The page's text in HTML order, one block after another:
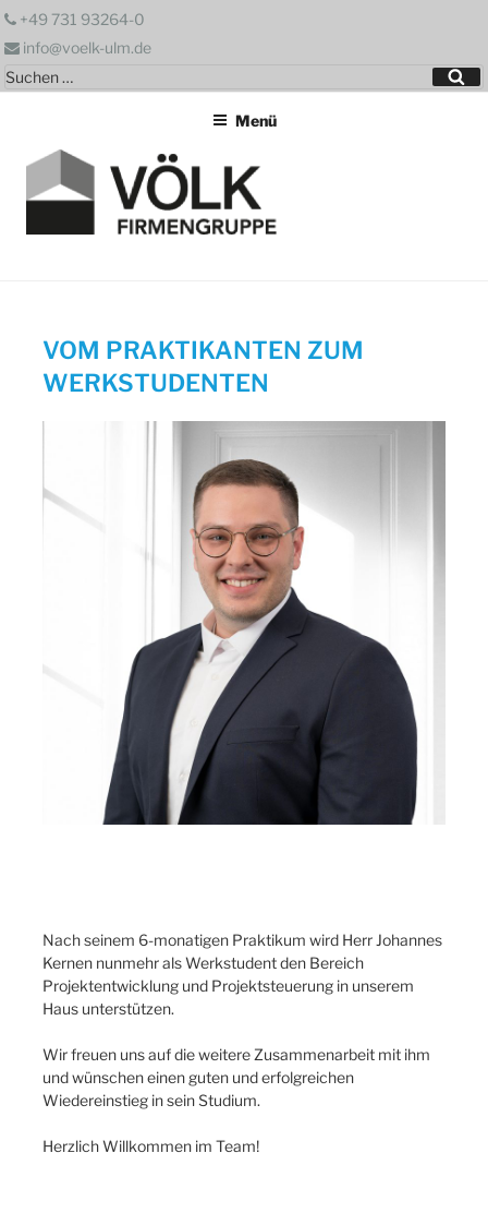
Zum
springen
+49 731 93264-0
info@voelk-ulm.de
Suchen
nach:
Menü
VOM PRAKTIKANTEN ZUM
WERKSTUDENTEN
Nach seinem 6-monatigen Praktikum wird Herr Johannes
Kernen nunmehr als Werkstudent den Bereich
Projektentwicklung und Projektsteuerung in unserem
Haus unterstützen.
Wir freuen uns auf die weitere Zusammenarbeit mit ihm
und wünschen einen guten und erfolgreichen
Wiedereinstieg in sein Studium.
Herzlich Willkommen im Team!